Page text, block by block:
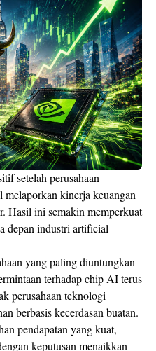
setelah perusahaan
kinerja keuangan
Hasil ini semakin memperkuat
depan industri artificial
yang paling diuntungkan
terhadap chip AI terus
perusahaan teknologi
berbasis kecerdasan buatan.
pendapatan yang kuat,
keputusan menaikkan